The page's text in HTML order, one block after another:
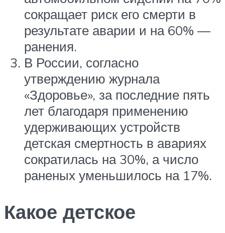
сокращает риск его смерти в
результате аварии и на 60% —
ранения.
В России, согласно
утверждению журнала
«Здоровье», за последние пять
лет благодаря применению
удерживающих устройств
детская смертность в авариях
сократилась на 30%, а число
раненых уменьшилось на 17%.
Какое детское